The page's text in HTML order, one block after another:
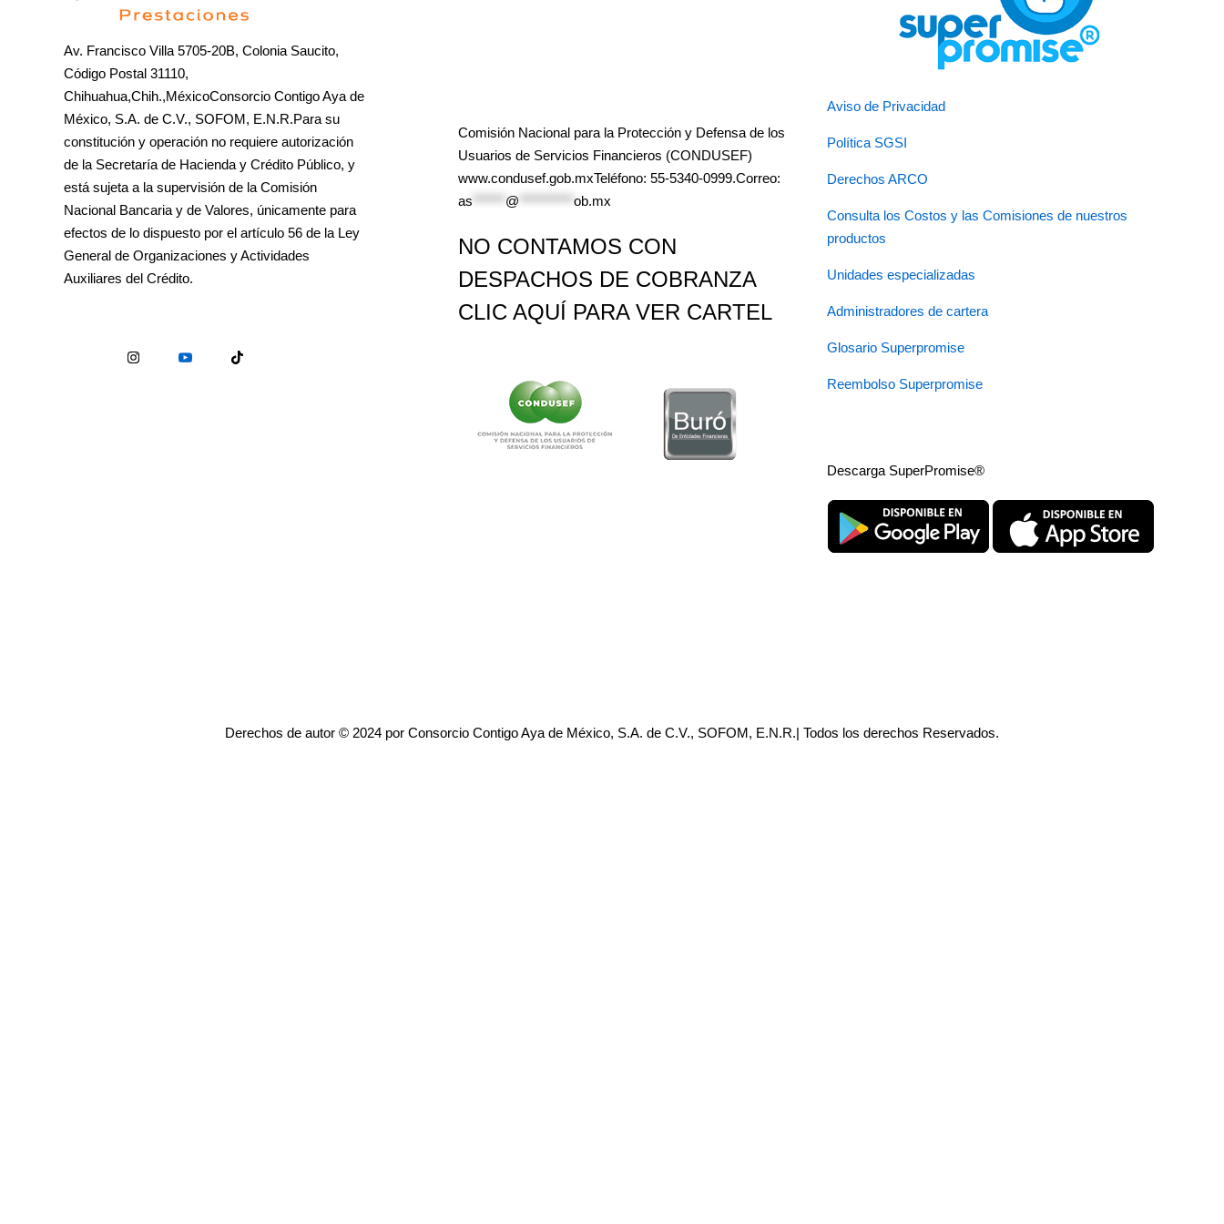
Av. Francisco Villa 5705-20B, Colonia Saucito,
Código Postal 31110,
Chihuahua,Chih.,MéxicoConsorcio Contigo Aya de
México, S.A. de C.V., SOFOM, E.N.R.Para su
constitución y operación no requiere autorización
de la Secretaría de Hacienda y Crédito Público, y
está sujeta a la supervisión de la Comisión
Nacional Bancaria y de Valores, únicamente para
efectos de lo dispuesto por el artículo 56 de la Ley
General de Organizaciones y Actividades
Auxiliares del Crédito.
Comisión Nacional para la Protección y Defensa de los
Usuarios de Servicios Financieros (CONDUSEF)
www.condusef.gob.mxTeléfono: 55-5340-0999.Correo:
as
@ ob.mx
NO CONTAMOS CON
DESPACHOS DE COBRANZA
CLIC AQUÍ PARA VER CARTEL
Aviso de Privacidad
Política SGSI
Derechos ARCO
Consulta los Costos y las Comisiones de nuestros
productos
Unidades especializadas
Administradores de cartera
Glosario Superpromise
Reembolso Superpromise
Descarga SuperPromise®
Derechos de autor © 2024 por Consorcio Contigo Aya de México, S.A. de C.V., SOFOM, E.N.R.| Todos los derechos Reservados.